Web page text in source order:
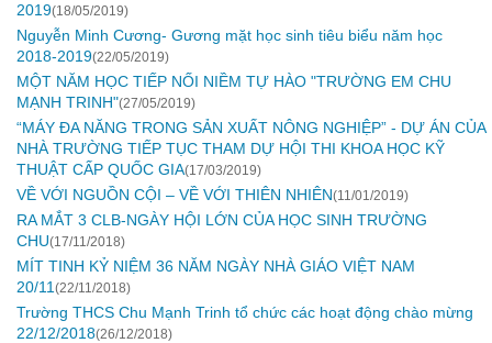
2019(18/05/2019)
Nguyễn Minh Cương- Gương mặt học sinh tiêu biểu năm học
2018-2019(22/05/2019)
MỘT NĂM HỌC TIẾP NỐI NIỀM TỰ HÀO "TRƯỜNG EM CHU
MẠNH TRINH"(27/05/2019)
“MÁY ĐA NĂNG TRONG SẢN XUẤT NÔNG NGHIỆP” - DỰ ÁN CỦA
NHÀ TRƯỜNG TIẾP TỤC THAM DỰ HỘI THI KHOA HỌC KỸ
THUẬT CẤP QUỐC GIA(17/03/2019)
VỀ VỚI NGUỒN CỘI – VỀ VỚI THIÊN NHIÊN(11/01/2019)
RA MẮT 3 CLB-NGÀY HỘI LỚN CỦA HỌC SINH TRƯỜNG
CHU(17/11/2018)
MÍT TINH KỶ NIỆM 36 NĂM NGÀY NHÀ GIÁO VIỆT NAM
20/11 (22/11/2018)
Trường THCS Chu Mạnh Trinh tổ chức các hoạt động chào mừng
22/12/2018(26/12/2018)